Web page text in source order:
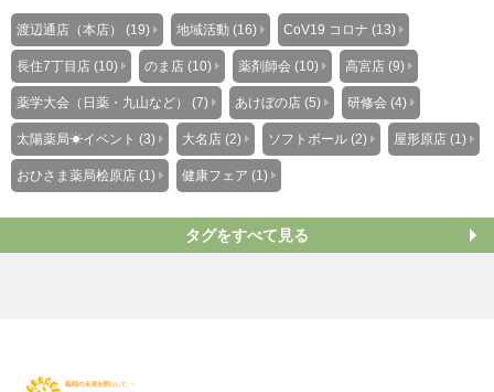
渡辺通店（本店） (19) 地域活動 (16) CoV19 コロナ (13)
長住7丁目店 (10) のま店 (10) 薬剤師会 (10) 高宮店 (9)
薬学大会（日薬・九山など） (7) あけぼの店 (5) 研修会 (4)
太陽薬局☀イベント (3) 大名店 (2) ソフトボール (2) 屋形原店 (1)
おひさま薬局桧原店 (1) 健康フェア (1)
タグをすべて見る